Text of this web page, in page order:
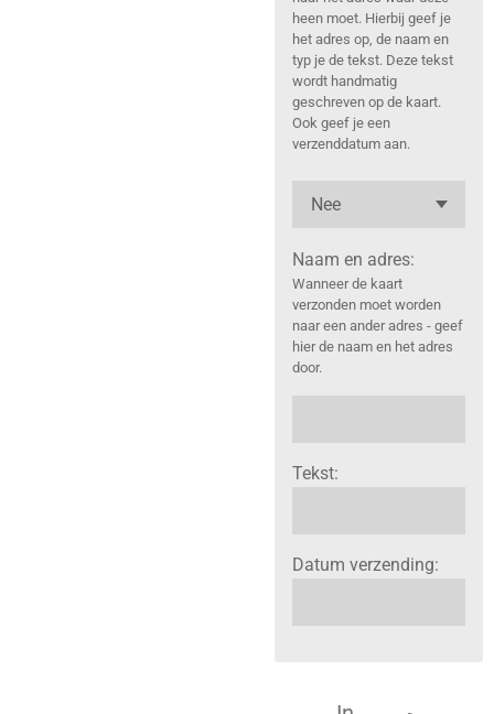
heen moet. Hierbij geef je
het adres op, de naam en
typ je de tekst. Deze tekst
wordt handmatig
geschreven op de kaart.
Ook geef je een
verzenddatum aan.
Naam en adres:
Wanneer de kaart
verzonden moet worden
naar een ander adres - geef
hier de naam en het adres
door.
Tekst:
Datum verzending: